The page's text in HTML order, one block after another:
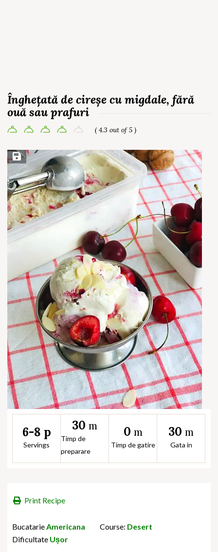
Înghețată de cireșe cu migdale, fără
ouă sau prafuri
( 4.3 out of 5 )
Save Recipe
6-8 p
Servings
30 m
Timp de
preparare
0 m
Timp de gatire
30 m
Gata in
Print Recipe
BucatarieAmericana Course: Desert
Dificultate Ușor